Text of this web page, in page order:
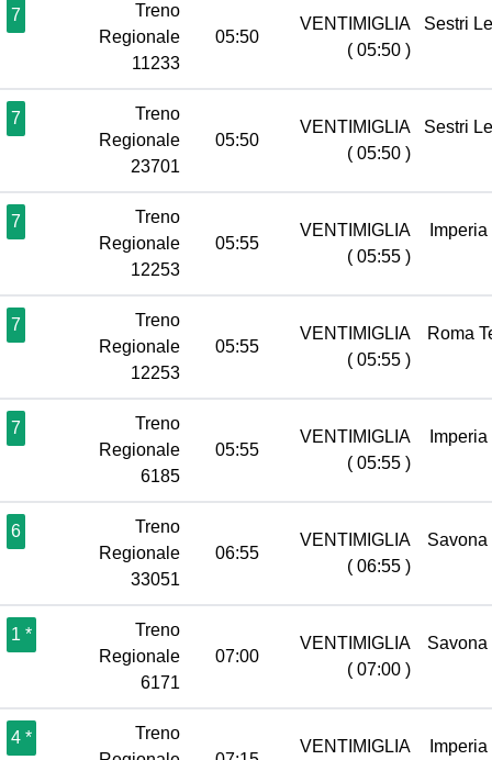
7
Treno
Regionale
11233
05:50
VENTIMIGLIA
( 05:50 )
Sestri
7
Treno
Regionale
23701
05:50
VENTIMIGLIA
( 05:50 )
Sestri
7
Treno
Regionale
12253
05:55
VENTIMIGLIA
( 05:55 )
Imperia
7
Treno
Regionale
12253
05:55
VENTIMIGLIA
( 05:55 )
Roma
7
Treno
Regionale
6185
05:55
VENTIMIGLIA
( 05:55 )
Imperia
6
Treno
Regionale
33051
06:55
VENTIMIGLIA
( 06:55 )
Savona
1 *
Treno
Regionale
6171
07:00
VENTIMIGLIA
( 07:00 )
Savona
4 *
Treno
VENTIMIGLIA Imperia